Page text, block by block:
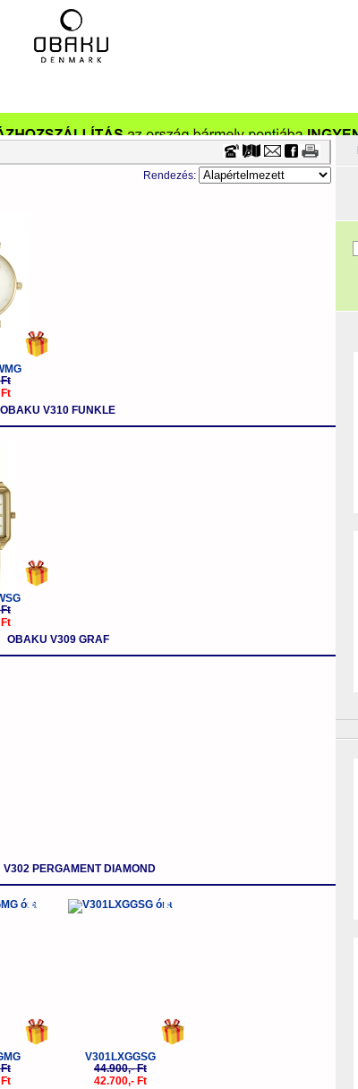
Rendezés:
OBAKU V310 FUNKLE
OBAKU V309 GRAF
PERGAMENT DIAMOND
-5% -5%
V301LXGGSG
44.900,- Ft
42.700,- Ft